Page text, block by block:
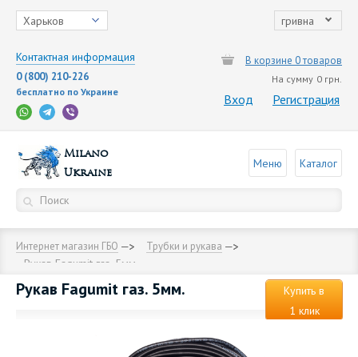
Харьков гривна
Контактная информация
0 (800) 210-226
бесплатно по Украине
В корзине 0 товаров
На сумму 0 грн.
Вход Регистрация
Milano
Ukraine
Меню Каталог
Интернет магазин ГБО Трубки и рукава
Рукав Fagumit газ. 5мм.
Рукав Fagumit газ. 5мм.
Купить в
1 клик